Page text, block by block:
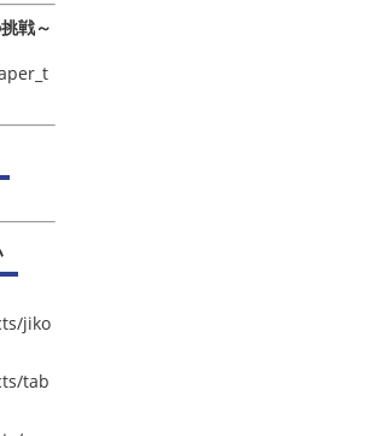
戦～
jiko
tab